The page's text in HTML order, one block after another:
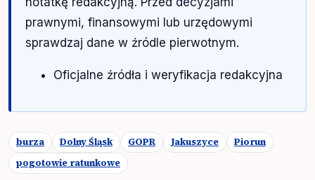
prawnymi, finansowymi lub urzędowymi
sprawdzaj dane w źródle pierwotnym.
Oficjalne źródła i weryfikacja redakcyjna
burza Dolny Śląsk GOPR Jakuszyce
Piorun
pogotowie ratunkowe